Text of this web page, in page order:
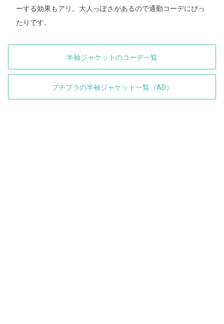
ーする効果もアリ。大人っぽさがあるので通勤コーデにぴっ
たりです。
半袖ジャケットのコーデ一覧
プチプラの半袖ジャケット一覧（AD）